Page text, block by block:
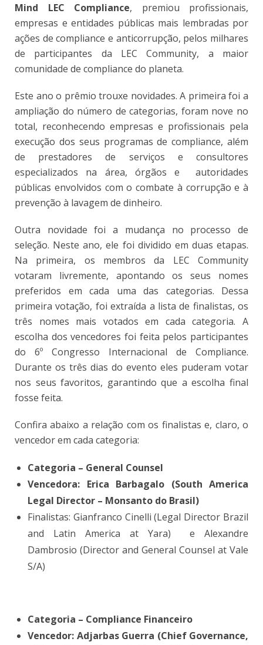
Mind LEC Compliance, premiou profissionais,
empresas e entidades públicas mais lembradas por
ações de compliance e anticorrupção, pelos milhares
de participantes da LEC Community, a maior
comunidade de compliance do planeta.
Este ano o prêmio trouxe novidades. A primeira foi a
ampliação do número de categorias, foram nove no
total, reconhecendo empresas e profissionais pela
execução dos seus programas de compliance, além
de prestadores de serviços e consultores
especializados na área, órgãos e autoridades
públicas envolvidos com o combate à corrupção e à
prevenção à lavagem de dinheiro.
Outra novidade foi a mudança no processo de
seleção. Neste ano, ele foi dividido em duas etapas.
Na primeira, os membros da LEC Community
votaram livremente, apontando os seus nomes
preferidos em cada uma das categorias. Dessa
primeira votação, foi extraída a lista de finalistas, os
três nomes mais votados em cada categoria. A
escolha dos vencedores foi feita pelos participantes
do 6º Congresso Internacional de Compliance.
Durante os três dias do evento eles puderam votar
nos seus favoritos, garantindo que a escolha final
fosse feita.
Confira abaixo a relação com os finalistas e, claro, o
vencedor em cada categoria:
Categoria – General Counsel
Vencedora: Erica Barbagalo (South America
Legal Director – Monsanto do Brasil)
Finalistas: Gianfranco Cinelli (Legal Director Brazil
and Latin America at Yara) e Alexandre
Dambrosio (Director and General Counsel at Vale
S/A)
Categoria – Compliance Financeiro
Vencedor: Adjarbas Guerra (Chief Governance,